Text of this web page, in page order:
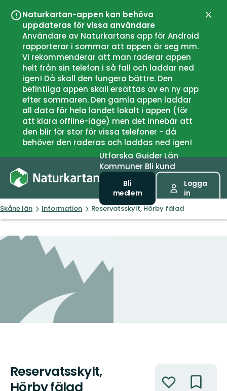
Naturkartan-appen kan behöva
uppdateras för vissa användare
Användare av Naturkartans app för Android
rapporterar i sommar att appen är seg mm.
Vi rekommenderar att man raderar appen
helt från sin telefon i så fall och laddar ned
igen! Då skall den fungera bättre. Den
befintliga appen skall ersättas av en ny app
efter sommaren. Den gamla appen laddar
all data för hela landet lokalt i appen (för
att klara offline-läge) men det innebär att
den blir för stor för vissa telefoner - då
behöver den raderas och laddas ned igen!
UtforskaGuiderLän
Kommuner Bli kund
Bli
medlem
Logga
in
Skåne län Information Reservatsskylt, Hörby fälad
Reservatsskylt,
Hörby fälad